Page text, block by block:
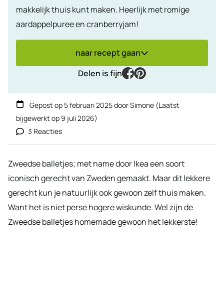
makkelijk thuis kunt maken. Heerlijk met romige
aardappelpuree en cranberryjam!
naar recept gaan
Delen is fijn
facebook
pinterest
Gepost op 5 februari 2025doorSimone (Laatst
bijgewerkt op 9 juli 2026)
3 Reacties
Zweedse balletjes; met name door Ikea een soort
iconisch gerecht van Zweden gemaakt. Maar dit lekkere
gerecht kun je natuurlijk ook gewoon zelf thuis maken.
Want het is niet perse hogere wiskunde. Wel zijn de
Zweedse balletjes homemade gewoon het lekkerste!